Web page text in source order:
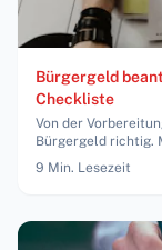
Bürgergeld
Checkliste
Von der
Bürgergeld richtig.
9 Min. Lesezeit